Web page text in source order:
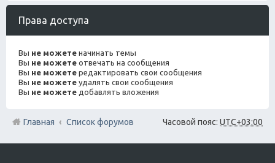
Права доступа
Вы не можете начинать темы
Вы не можете отвечать на сообщения
Вы не можете редактировать свои сообщения
Вы не можете удалять свои сообщения
Вы не можете добавлять вложения
Часовой пояс: UTC+03:00
Главная Список форумов